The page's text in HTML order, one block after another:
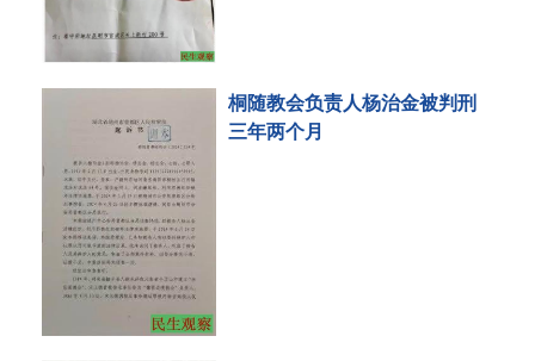
桐随教会负责人杨治金被判刑
三年两个月